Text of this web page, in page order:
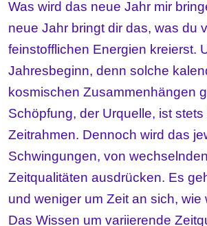
Was wird das neue Jahr mir
neue Jahr bringt dir das, was du
feinstofflichen Energien kreierst.
Jahresbeginn, denn solche
kosmischen Zusammenhängen
Schöpfung, der Urquelle, ist
Zeitrahmen. Dennoch wird das
Schwingungen, von
Zeitqualitäten ausdrücken. Es
und weniger um Zeit an sich,
Das Wissen um variierende